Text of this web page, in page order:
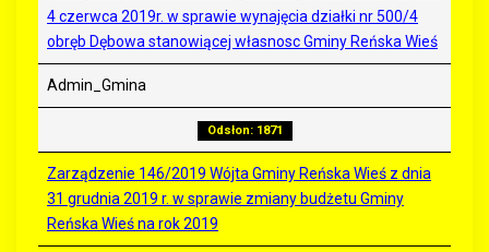
4 czerwca 2019r. w sprawie wynajęcia działki nr 500/4
obręb Dębowa stanowiącej własnosc Gminy Reńska Wieś
Admin_Gmina
Odsłon: 1871
Zarządzenie 146/2019 Wójta Gminy Reńska Wieś z dnia
31 grudnia 2019 r. w sprawie zmiany budżetu Gminy
Reńska Wieś na rok 2019